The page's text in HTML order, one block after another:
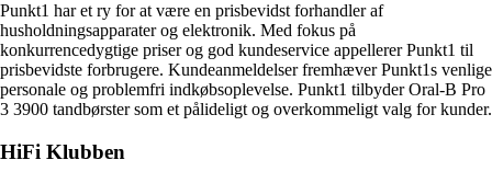
Punkt1 har et ry for at være en prisbevidst forhandler af
husholdningsapparater og elektronik. Med fokus på
konkurrencedygtige priser og god kundeservice appellerer Punkt1 til
prisbevidste forbrugere. Kundeanmeldelser fremhæver Punkt1s venlige
personale og problemfri indkøbsoplevelse. Punkt1 tilbyder Oral-B Pro
3 3900 tandbørster som et pålideligt og overkommeligt valg for kunder.
HiFi Klubben